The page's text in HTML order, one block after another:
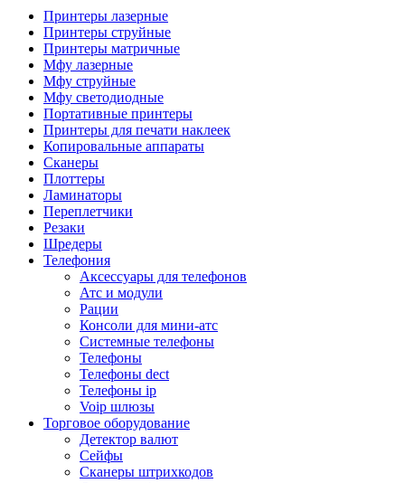
Камеры для видеоконференцсвязи
Аксессуары для видеоконференцсвязи
Системы безопасности и умный дом
Комплекты видеонаблюдения
Мониторы и видеостены
Регистраторы
Замки
Терминалы доступа
Охранно-пожарная сигнализация
Коннекторы и розетки
Инструмент и садовая техника
Электро и пневмоинструмент
Аксессуары для пневмоинструментов
Гайковерты пневматические
Инструмент измерительный
Принтеры лазерные
Принтеры струйные
Принтеры матричные
Мфу лазерные
Мфу струйные
Мфу светодиодные
Портативные принтеры
Принтеры для печати наклеек
Копировальные аппараты
Сканеры
Плоттеры
Ламинаторы
Переплетчики
Резаки
Шредеры
Телефония
Аксессуары для телефонов
Атс и модули
Рации
Консоли для мини-атс
Системные телефоны
Телефоны
Телефоны dect
Телефоны ip
Voip шлюзы
Торговое оборудование
Детектор валют
Сейфы
Сканеры штрихкодов